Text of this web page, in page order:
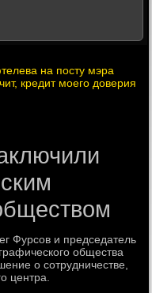
на посту мэра
кредит моего доверия
Фурсов и председатель
общества
о сотрудничестве,
центра.